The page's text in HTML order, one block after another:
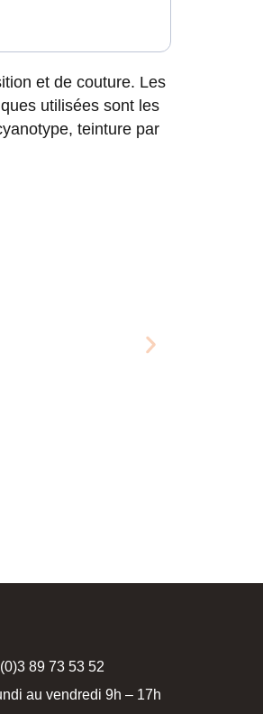
et de couture. Les
utilisées sont les
teinture par
89 73 53 52
au vendredi 9h – 17h